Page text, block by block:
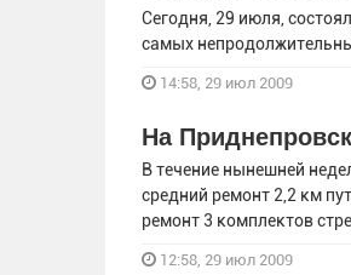
Сегодня, 29 июля,
самых
14:58, 29 июл 2009
На
В течение нынешней
средний ремонт 2,2 км
ремонт 3 комплектов
12:58, 29 июл 2009